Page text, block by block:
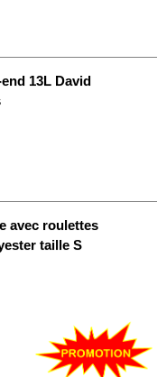
13L David
avec roulettes
taille S